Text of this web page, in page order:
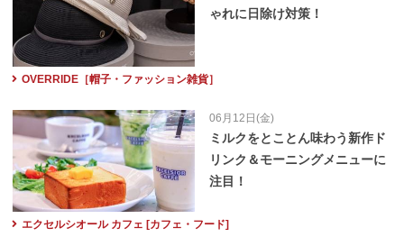
ゃれに日除け対策！
OVERRIDE［帽子・ファッション雑貨］
06月12日(金)
ミルクをとことん味わう新作ド
リンク＆モーニングメニューに
注目！
エクセルシオール カフェ [カフェ・フード]